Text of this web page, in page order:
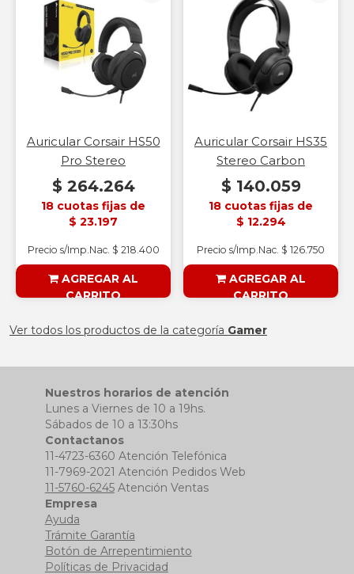
Auricular Corsair HS50
Pro Stereo
$ 264.264
18 cuotas fijas de
$ 23.197
Precio s/Imp.Nac. $ 218.400
AGREGAR AL
CARRITO
Auricular Corsair HS35
Stereo Carbon
$ 140.059
18 cuotas fijas de
$ 12.294
Precio s/Imp.Nac. $ 126.750
AGREGAR AL
CARRITO
Ver todos los productos de la categoría Gamer
Nuestros horarios de atención
Lunes a Viernes de 10 a 19hs.
Sábados de 10 a 13:30hs
Contactanos
11-4723-6360 Atención Telefónica
11-7969-2021 Atención Pedidos Web
11-5760-6245Atención Ventas
Empresa
Ayuda
Trámite Garantía
Botón de Arrepentimiento
Políticas de Privacidad